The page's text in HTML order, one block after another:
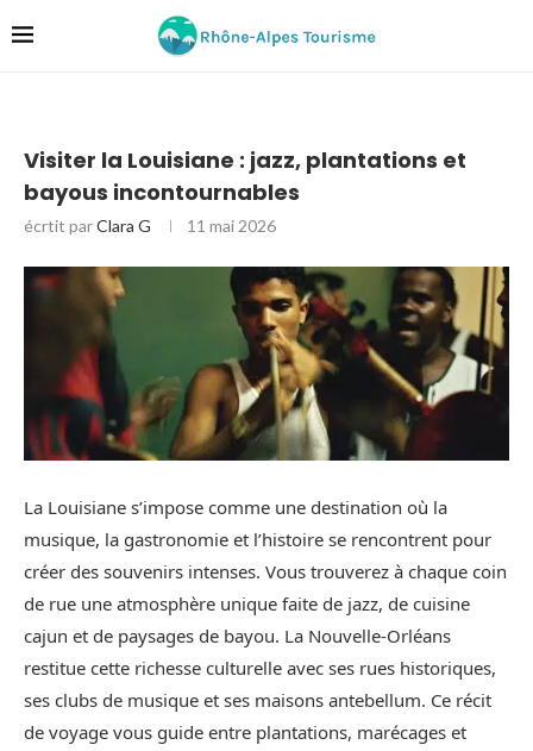
Visiter la Louisiane : jazz, plantations et
bayous incontournables
écrtit parClara G 11 mai 2026
La Louisiane s’impose comme une destination où la
musique, la gastronomie et l’histoire se rencontrent pour
créer des souvenirs intenses. Vous trouverez à chaque coin
de rue une atmosphère unique faite de jazz, de cuisine
cajun et de paysages de bayou. La Nouvelle-Orléans
restitue cette richesse culturelle avec ses rues historiques,
ses clubs de musique et ses maisons antebellum. Ce récit
de voyage vous guide entre plantations, marécages et